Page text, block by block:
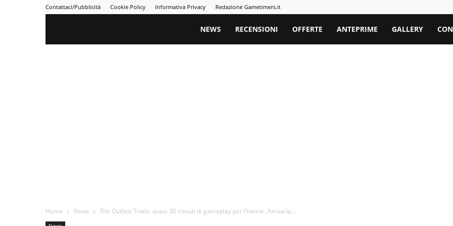
Contattaci/Pubblicità Cookie Policy Informativa Privacy Redazione Gametimers.it
Gametimers
NEWS RECENSIONI OFFERTE ANTEPRIME GALLERY
Home News The Outlast Trials: quasi 30 minuti di gameplay per l’horror. Arriva la...